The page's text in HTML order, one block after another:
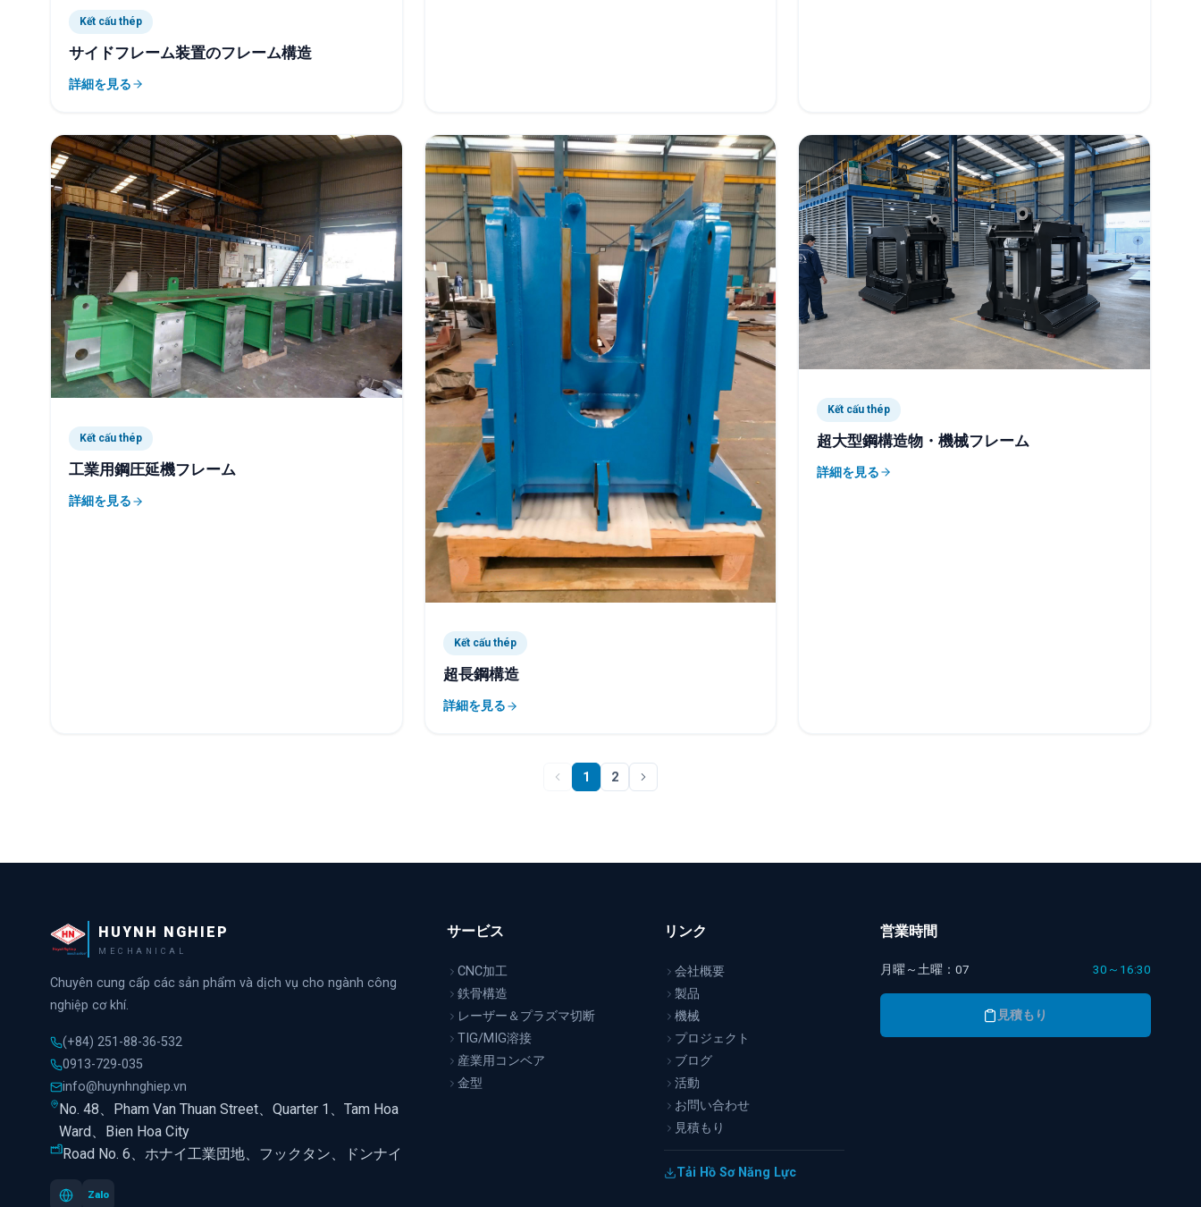
Kết cấu thép
サイドフレーム装置のフレーム構造
詳細を見る
Kết cấu thép
工業用鋼圧延機フレーム
詳細を見る
Kết cấu thép
超長鋼構造
詳細を見る
Kết cấu thép
超大型鋼構造物・機械フレーム
詳細を見る
1 2
HUYNH NGHIEP
MECHANICAL
Chuyên cung cấp các sản phẩm và dịch vụ cho ngành công
nghiệp cơ khí.
(+84) 251-88-36-532
0913-729-035
info@huynhnghiep.vn
No. 48、Pham Van Thuan Street、Quarter 1、Tam Hoa
Ward、Bien Hoa City
Road No. 6、ホナイ工業団地、フックタン、ドンナイ
Zalo
サービス
CNC加工
鉄骨構造
レーザー＆プラズマ切断
TIG/MIG溶接
産業用コンベア
金型
リンク
会社概要
製品
機械
プロジェクト
ブログ
活動
お問い合わせ
見積もり
Tải Hồ Sơ Năng Lực
営業時間
月曜～土曜：07 30～16:30
見積もり